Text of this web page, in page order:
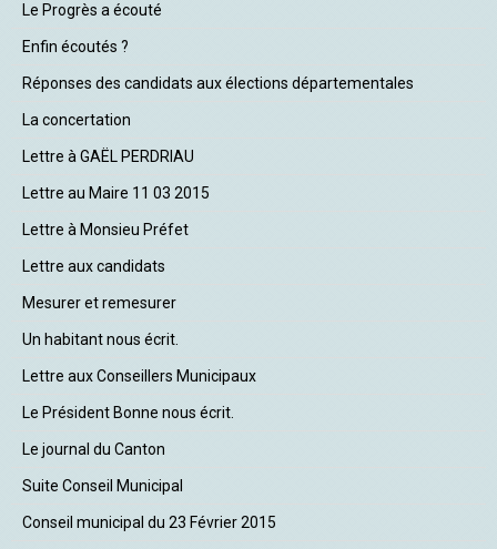
Le Progrès a écouté
Enfin écoutés ?
Réponses des candidats aux élections départementales
La concertation
Lettre à GAËL PERDRIAU
Lettre au Maire 11 03 2015
Lettre à Monsieu Préfet
Lettre aux candidats
Mesurer et remesurer
Un habitant nous écrit.
Lettre aux Conseillers Municipaux
Le Président Bonne nous écrit.
Le journal du Canton
Suite Conseil Municipal
Conseil municipal du 23 Février 2015